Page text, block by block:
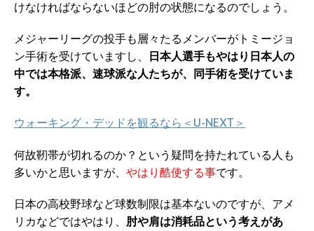
けなければならないほどの肘の状態になるのでしょう。
メジャーリーグの投手も層々たるメンバーがトミージョ
ン手術を受けていますし、
日本人選手もやはり日本人の
中では本格派、速球派な人たちが、同手術を受けていま
す。
ウォーキング・デッドを観るなら＜U-NEXT＞
何故靭帯が切れるのか？という疑問を持たれている人も
多いかと思いますが、 やはり酷使する事です。
日本の高校野球など球数制限は基本ないのですが、アメ
リカなどではやはり、 肘や肩は消耗品という考えがあ